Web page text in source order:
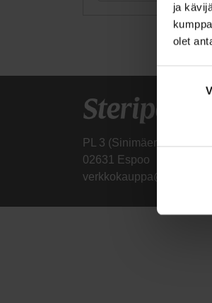
ja
olet
PL 3 (Sinimäentie 8b)
02631 Espoo